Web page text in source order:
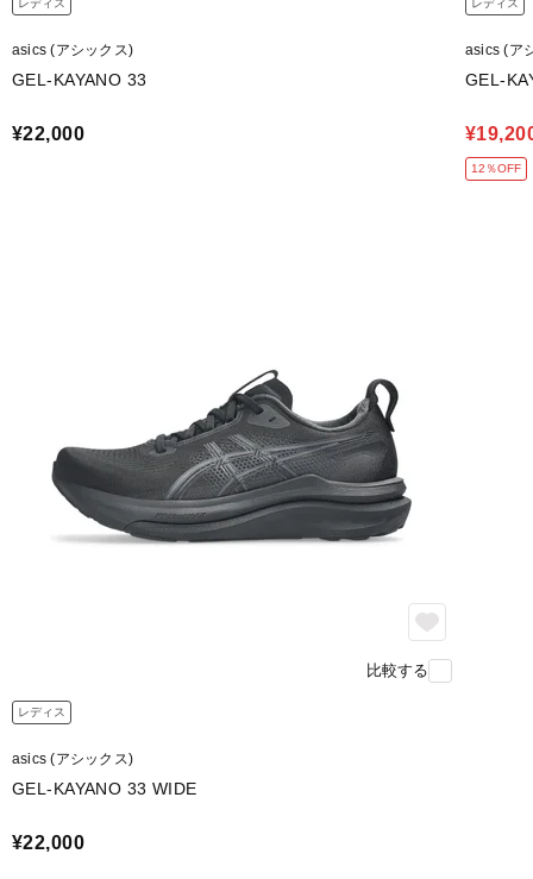
レディス
asics (アシックス)
GEL-KAYANO 33
¥22,000
レディス
asics (ア
GEL-
12％OFF
比較する
レディス
asics (アシックス)
GEL-KAYANO 33 WIDE
¥22,000